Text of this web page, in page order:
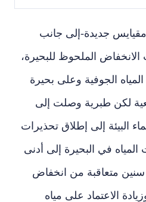
جديدة-إلى جانب
الانخفاض الملحوظ للبحيرة،
الجوفية وعلى بحيرة
لكن طبرية وصلت إلى
البيئة إلى إطلاق تحذيرات
في البحيرة إلى أدنى
سنين متعاقبة من انخفاض
الاعتماد على مياه